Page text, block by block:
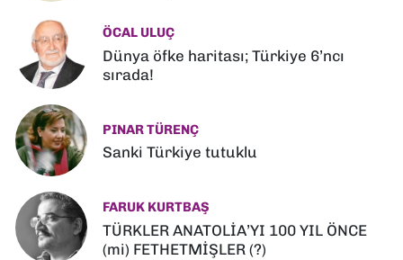
ÖCAL ULUÇ
Dünya öfke haritası; Türkiye 6’ncı
sırada!
PINAR TÜRENÇ
Sanki Türkiye tutuklu
FARUK KURTBAŞ
TÜRKLER ANATOLİA’YI 100 YIL ÖNCE
(mi) FETHETMİŞLER (?)